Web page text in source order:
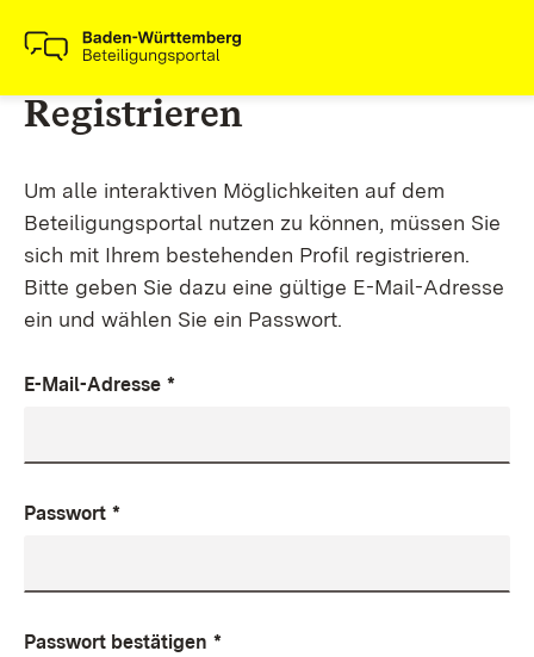
Registrieren
Um alle interaktiven Möglichkeiten auf dem
Beteiligungsportal nutzen zu können, müssen Sie
sich mit Ihrem bestehenden Profil registrieren.
Bitte geben Sie dazu eine gültige E-Mail-Adresse
ein und wählen Sie ein Passwort.
E-Mail-Adresse *
Passwort *
Passwort bestätigen *